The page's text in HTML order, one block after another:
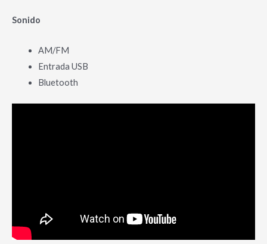
Sonido
AM/FM
Entrada USB
Bluetooth